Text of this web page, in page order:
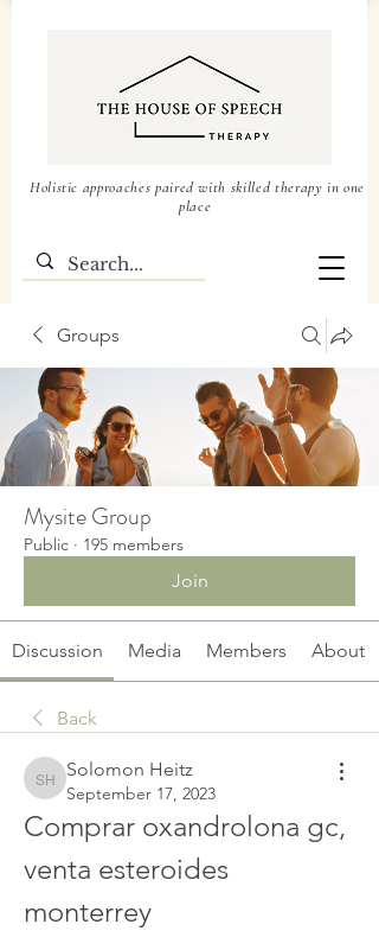
Holistic approaches paired with skilled therapy in one
place
Groups
Mysite Group
Public · 195 members
Join
Discussion Media Members About
Back
Solomon Heitz
Solomon Heitz
September 17, 2023
Comprar oxandrolona gc,
venta esteroides
monterrey